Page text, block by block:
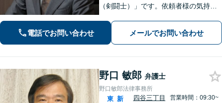
（剣闘士）」です。依頼者様の気持ち
確固たるスタイルを貫きます。離婚・
刑事事件・相続など何でもご相談くだ
電話でお問い合わせ メールでお問い合わせ
野口 敏郎 弁護士
野口敏郎法律事務所
東 新
四谷三丁目
営業時間：09:30~